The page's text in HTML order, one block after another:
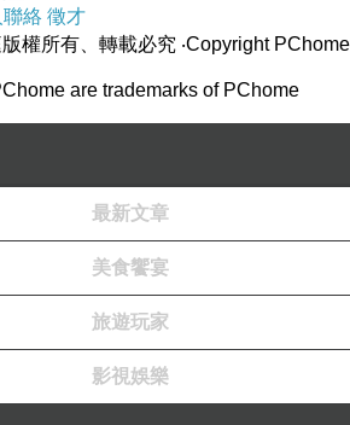
究竟能不能撐到我整理完的
畢竟，一切緩慢到未可知。
底是先整理完還是都更先
絡 徵才
版權所有、轉載必究 ‧Copyright PChome
are trademarks of PChome
最新文章
美食饗宴
旅遊玩家
影視娛樂